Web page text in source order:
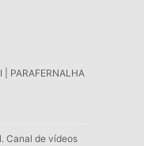
| PARAFERNALHA
Canal de vídeos